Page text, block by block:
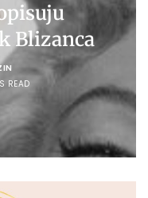
Blizanca
READ